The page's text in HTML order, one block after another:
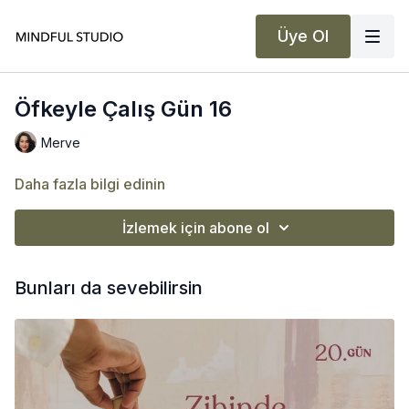
Üye Ol
Öfkeyle Çalış Gün 16
Merve
Daha fazla bilgi edinin
İzlemek için abone ol
Bunları da sevebilirsin